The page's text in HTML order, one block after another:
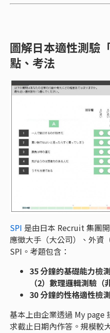
圖解日本適性測驗
點、考法
SPI 是由日本 Recruit 集團
應徵大手（大公司）、外資
SPI。考題包含：
35 分鐘的基礎能力檢
（2）數理邏輯測驗（
30 分鐘的性格適性檢
基本上由企業透過 My page
求截止日期內作答。規模較